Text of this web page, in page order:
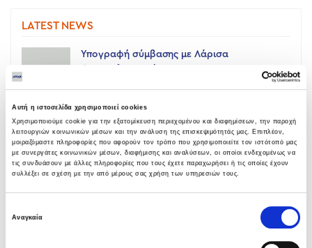
Αυτή η ιστοσελίδα χρησιμοποιεί cookies
Χρησιμοποιούμε cookie για την εξατομίκευση περιεχομένου και διαφημίσεων, την παροχή
λειτουργιών κοινωνικών μέσων και την ανάλυση της επισκεψιμότητάς μας. Επιπλέον,
μοιραζόμαστε πληροφορίες που αφορούν τον τρόπο που χρησιμοποιείτε τον ιστότοπό μας
με συνεργάτες κοινωνικών μέσων, διαφήμισης και αναλύσεων, οι οποίοι ενδεχομένως να
τις συνδυάσουν με άλλες πληροφορίες που τους έχετε παραχωρήσει ή τις οποίες έχουν
συλλέξει σε σχέση με την από μέρους σας χρήση των υπηρεσιών τους.
συγκατάθεσης
Αναγκαία
LATEST NEWS
Υπογραφή σύμβασης με Λάρισα
Όμιλος AVAX: Ανάληψη έργου κατασκευής
σταθμού παραγωγής ηλεκτρικής ενέργειας
800 ΜW στη Λάρισα
05 ΑΥΓΟΎΣΤΟΥ 2026